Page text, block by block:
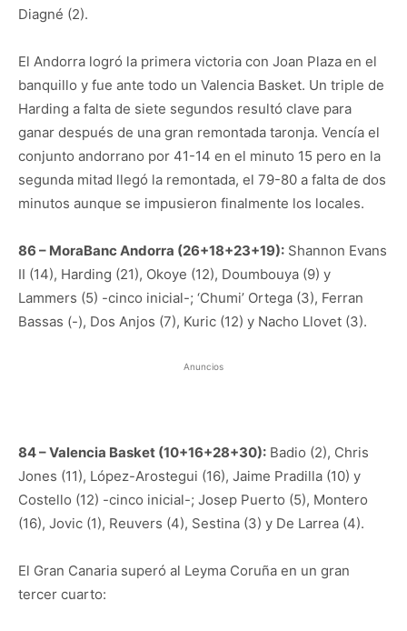
Diagné (2).
El Andorra logró la primera victoria con Joan Plaza en el
banquillo y fue ante todo un Valencia Basket. Un triple de
Harding a falta de siete segundos resultó clave para
ganar después de una gran remontada taronja. Vencía el
conjunto andorrano por 41-14 en el minuto 15 pero en la
segunda mitad llegó la remontada, el 79-80 a falta de dos
minutos aunque se impusieron finalmente los locales.
86 – MoraBanc Andorra (26+18+23+19): Shannon Evans
II (14), Harding (21), Okoye (12), Doumbouya (9) y
Lammers (5) -cinco inicial-; ‘Chumi’ Ortega (3), Ferran
Bassas (-), Dos Anjos (7), Kuric (12) y Nacho Llovet (3).
Anuncios
84 – Valencia Basket (10+16+28+30): Badio (2), Chris
Jones (11), López-Arostegui (16), Jaime Pradilla (10) y
Costello (12) -cinco inicial-; Josep Puerto (5), Montero
(16), Jovic (1), Reuvers (4), Sestina (3) y De Larrea (4).
El Gran Canaria superó al Leyma Coruña en un gran
tercer cuarto: